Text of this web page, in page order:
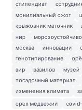
стипендиат
монилиальный ожог
крыжовник маточник
нир
москва
инновации
генотипирование
вир
вавилов музей
посадочный материал
изменения климата
орех медвежий